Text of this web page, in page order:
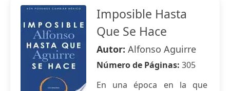
Imposible Hasta
Que Se Hace
Autor: Alfonso Aguirre
Número de Páginas: 305
En una época en la que